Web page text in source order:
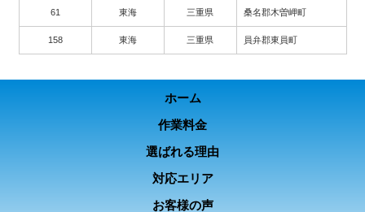
61 東海 三重県 桑名郡木曽岬町
158 東海 三重県 員弁郡東員町
ホーム
作業料金
選ばれる理由
対応エリア
お客様の声